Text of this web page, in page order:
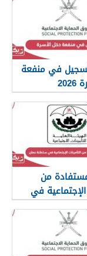
في منفعة
من
الإجتماعية في